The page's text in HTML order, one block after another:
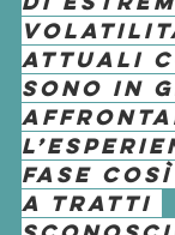
attuali
sono in
fase
a tratti